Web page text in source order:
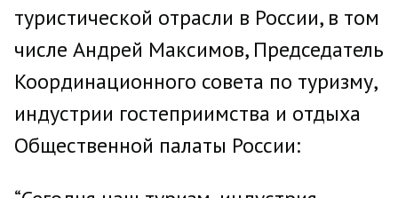
туристической отрасли в России, в том
числе Андрей Максимов, Председатель
Координационного совета по туризму,
индустрии гостеприимства и отдыха
Общественной палаты России: